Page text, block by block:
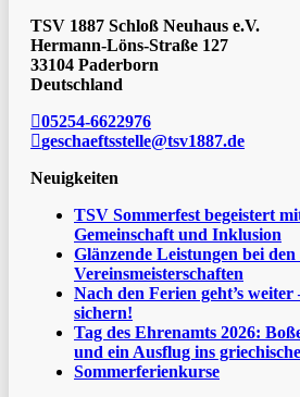
TSV 1887 Schloß Neuhaus e.V.
Hermann-Löns-Straße 127
33104 Paderborn
Deutschland
05254-6622976
geschaeftsstelle@tsv1887.de
Neuigkeiten
TSV Sommerfest begeistert
Gemeinschaft und Inklusion
Glänzende Leistungen bei den
Vereinsmeisterschaften
Nach den Ferien geht’s
sichern!
Tag des Ehrenamts 2026:
und ein Ausflug ins
Sommerferienkurse